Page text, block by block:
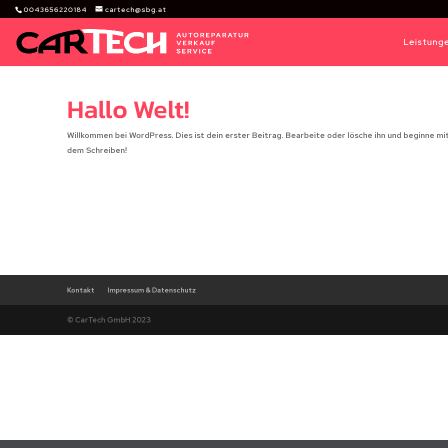
0043656220184 cartech@sbg.at
Hallo Welt!
Willkommen bei WordPress. Dies ist dein erster Beitrag. Bearbeite oder lösche ihn und beginne
dem Schreiben!
Kontakt Impressum & Datenschutz
© CarTech GmbH 2023